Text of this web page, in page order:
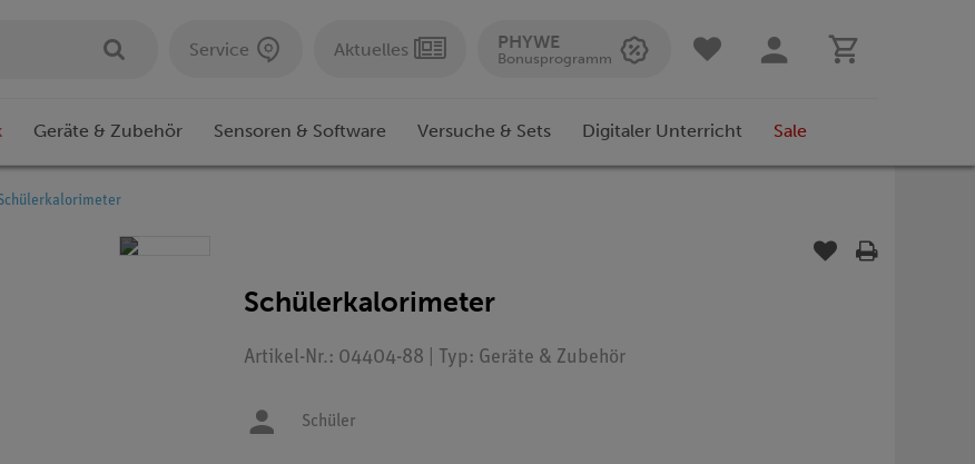
Service Aktuelles PHYWE
Bonusprogramm
Geräte & Zubehör Sensoren & Software Versuche & Sets Digitaler Unterricht Sale
Schülerkalorimeter
Artikel-Nr.: 04404-88 | Typ: Geräte & Zubehör
Schüler